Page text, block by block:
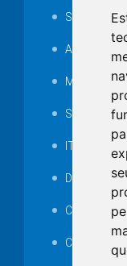
SAMAE
Audiência
Serviços
ITR
Catalogo
Consórcios